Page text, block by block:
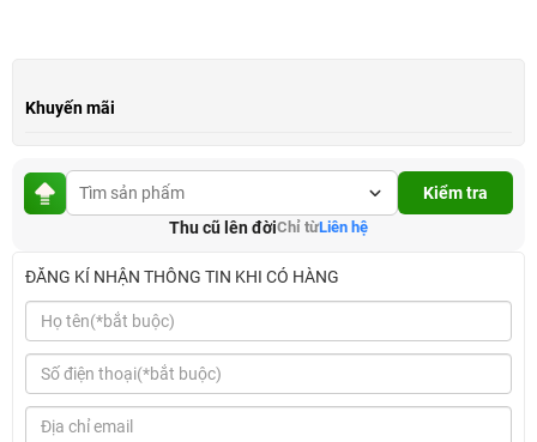
Khuyến mãi
Kiểm tra
Thu cũ lên đờiChỉ từLiên hệ
ĐĂNG KÍ NHẬN THÔNG TIN KHI CÓ HÀNG